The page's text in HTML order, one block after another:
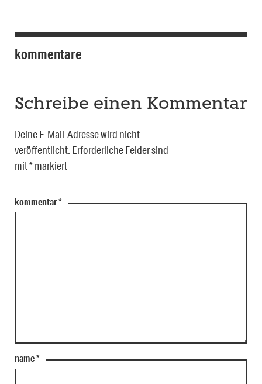
kommentare
Schreibe einen Kommentar
Deine E-Mail-Adresse wird nicht
veröffentlicht. Erforderliche Felder sind
mit*markiert
kommentar*
name*